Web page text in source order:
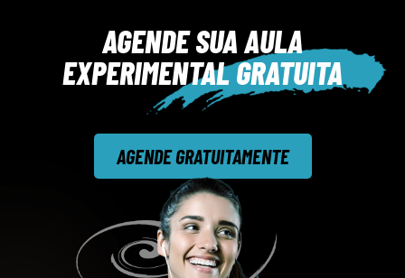
AGENDE SUA AULA
EXPERIMENTAL GRATUITA
AGENDE GRATUITAMENTE